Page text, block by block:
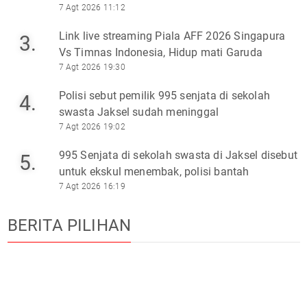
7 Agt 2026 11:12
3.
Link live streaming Piala AFF 2026 Singapura
Vs Timnas Indonesia, Hidup mati Garuda
7 Agt 2026 19:30
4.
Polisi sebut pemilik 995 senjata di sekolah
swasta Jaksel sudah meninggal
7 Agt 2026 19:02
5.
995 Senjata di sekolah swasta di Jaksel disebut
untuk ekskul menembak, polisi bantah
7 Agt 2026 16:19
BERITA PILIHAN